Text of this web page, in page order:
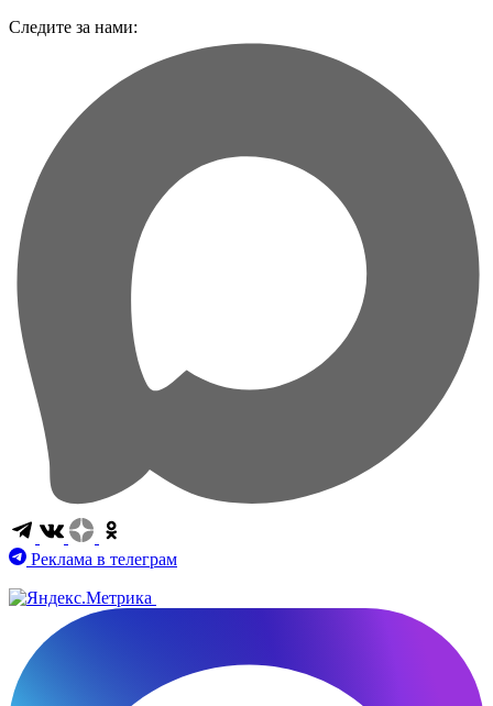
Следите за нами:
Реклама в телеграм